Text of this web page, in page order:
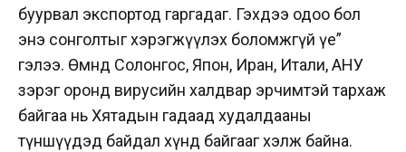
буурвал экспортод гаргадаг. Гэхдээ одоо бол
энэ сонголтыг хэрэгжүүлэх боломжгүй үе”
гэлээ. Өмнөд Солонгос, Япон, Иран, Итали, АНУ
зэрэг оронд вирусийн халдвар эрчимтэй тархаж
байгаа нь Хятадын гадаад худалдааны
түншүүдэд байдал хүнд байгааг хэлж байна.